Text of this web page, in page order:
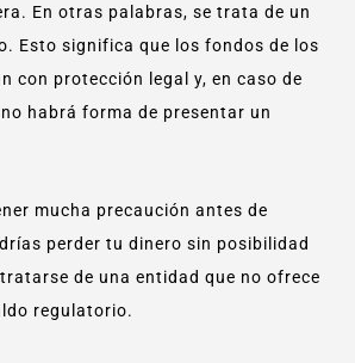
En otras palabras, se trata de un
Esto significa que los fondos de los
con protección legal y, en caso de
habrá forma de presentar un
mucha precaución antes de
perder tu dinero sin posibilidad
de una entidad que no ofrece
regulatorio.